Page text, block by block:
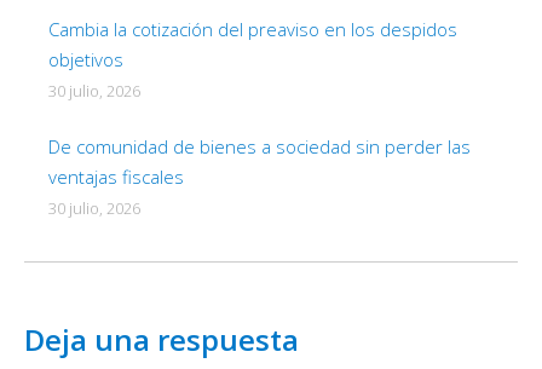
Cambia la cotización del preaviso en los despidos
objetivos
30 julio, 2026
De comunidad de bienes a sociedad sin perder las
ventajas fiscales
30 julio, 2026
Deja una respuesta